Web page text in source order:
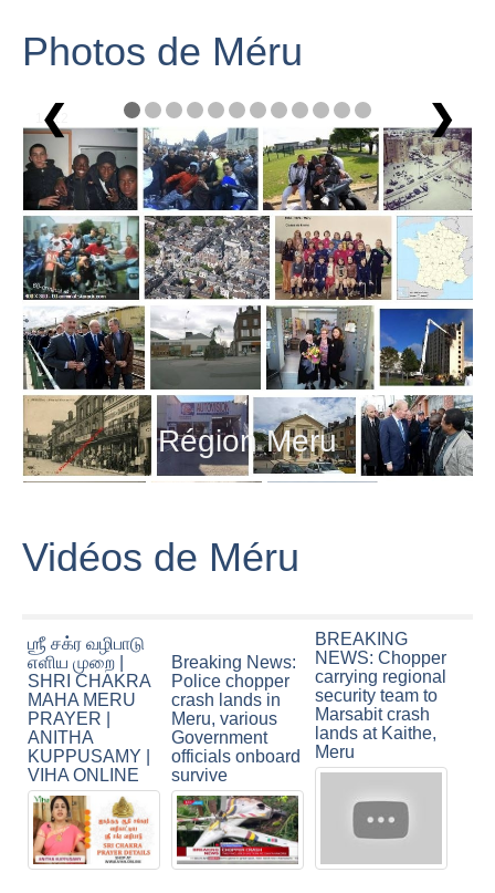
Photos de Méru
1 / 12
Région Meru
❮ ❯
Vidéos de Méru
ஶ்ரீ சக்ர வழிபாடு
எளிய முறை |
SHRI CHAKRA
MAHA MERU
PRAYER |
ANITHA
KUPPUSAMY |
VIHA ONLINE
Breaking News:
Police chopper
crash lands in
Meru, various
Government
officials onboard
survive
BREAKING
NEWS: Chopper
carrying regional
security team to
Marsabit crash
lands at Kaithe,
Meru